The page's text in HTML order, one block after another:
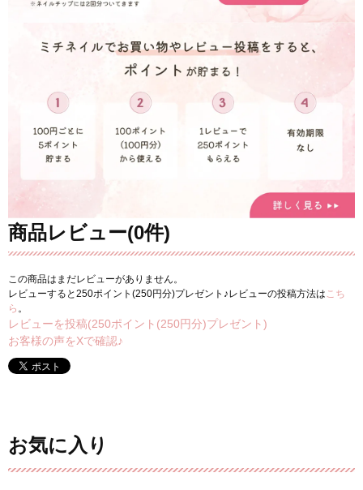
商品レビュー(0件)
この商品はまだレビューがありません。
レビューすると250ポイント(250円分)プレゼント♪レビューの投稿方法は こち
ら 。
レビューを投稿(250ポイント(250円分)プレゼント)
お客様の声をXで確認♪
お気に入り